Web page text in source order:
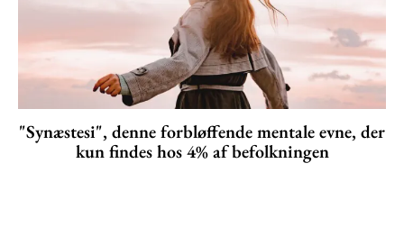
"Synæstesi", denne forbløffende mentale evne, der
kun findes hos 4% af befolkningen